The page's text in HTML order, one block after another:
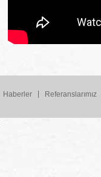
Haberler Referanslarımız